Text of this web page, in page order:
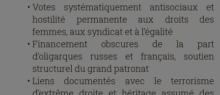
Votes systématiquement antisociaux et
hostilité permanente aux droits des
femmes, aux syndicat et à l’égalité
Financement obscures de la part
d’oligarques russes et français, soutien
structurel du grand patronat
Liens documentés avec le terrorisme